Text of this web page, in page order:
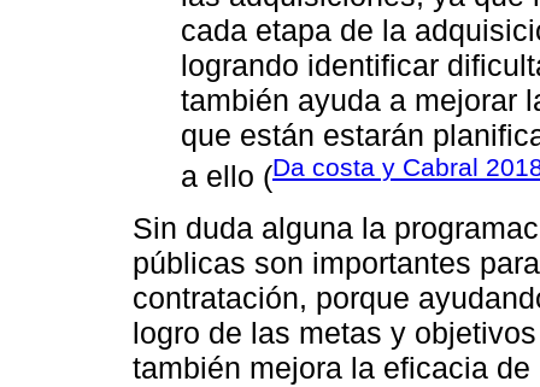
cada etapa de la
logrando identificar
también ayuda a mejorar
que están estarán
a ello (Da costa y Cabral
Sin duda alguna la
públicas son importantes
contratación, porque
logro de las metas y
también mejora la eficacia